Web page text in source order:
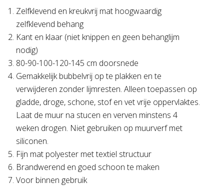
Zelfklevend en kreukvrij mat hoogwaardig
zelfklevend behang
Kant en klaar (niet knippen en geen behanglijm
nodig)
80-90-100-120-145 cm doorsnede
Gemakkelijk bubbelvrij op te plakken en te
verwijderen zonder lijmresten. Alleen toepassen op
gladde, droge, schone, stof en vet vrije oppervlaktes.
Laat de muur na stucen en verven minstens 4
weken drogen. Niet gebruiken op muurverf met
siliconen.
Fijn mat polyester met textiel structuur
Brandwerend en goed schoon te maken
Voor binnen gebruik